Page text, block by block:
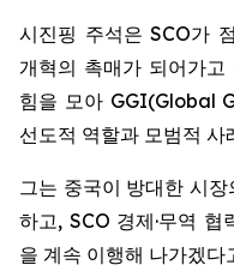
시진핑 주석은 SCO가
개혁의 촉매가 되어가
힘을 모아 GGI(Global
선도적 역할과 모범적
그는 중국이 방대한 시
하고, SCO 경제·무역
을 계속 이행해 나가겠다